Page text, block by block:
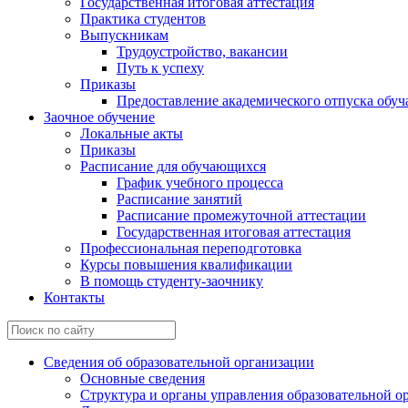
Практика студентов
Выпускникам
Трудоустройство, вакансии
Путь к успеху
Приказы
Предоставление академического отпуска
Заочное обучение
Локальные акты
Приказы
Расписание для обучающихся
График учебного процесса
Расписание занятий
Расписание промежуточной аттестации
Государственная итоговая аттестация
Профессиональная переподготовка
Курсы повышения квалификации
В помощь студенту-заочнику
Контакты
Сведения об образовательной организации
Основные сведения
Структура и органы управления образовательной